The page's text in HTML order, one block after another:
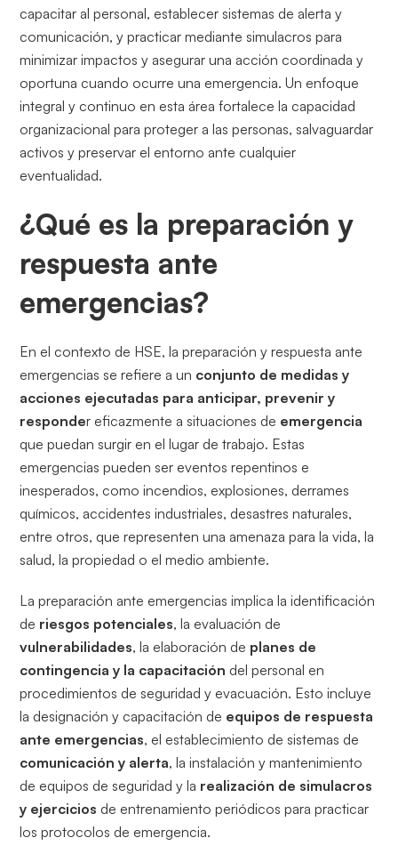
capacitar al personal, establecer sistemas de alerta y
comunicación, y practicar mediante simulacros para
minimizar impactos y asegurar una acción coordinada y
oportuna cuando ocurre una emergencia. Un enfoque
integral y continuo en esta área fortalece la capacidad
organizacional para proteger a las personas, salvaguardar
activos y preservar el entorno ante cualquier
eventualidad.
¿Qué es la preparación y
respuesta ante
emergencias?
En el contexto de HSE, la preparación y respuesta ante
emergencias se refiere a un conjunto de medidas y
acciones ejecutadas para anticipar, prevenir y
responder eficazmente a situaciones de emergencia
que puedan surgir en el lugar de trabajo. Estas
emergencias pueden ser eventos repentinos e
inesperados, como incendios, explosiones, derrames
químicos, accidentes industriales, desastres naturales,
entre otros, que representen una amenaza para la vida, la
salud, la propiedad o el medio ambiente.
La preparación ante emergencias implica la identificación
de riesgos potenciales, la evaluación de
vulnerabilidades, la elaboración de planes de
contingencia y la capacitacióndel personal en
procedimientos de seguridad y evacuación. Esto incluye
la designación y capacitación de equipos de respuesta
ante emergencias, el establecimiento de sistemas de
comunicación y alerta, la instalación y mantenimiento
de equipos de seguridad y la realización de simulacros
y ejercicios de entrenamiento periódicos para practicar
los protocolos de emergencia.